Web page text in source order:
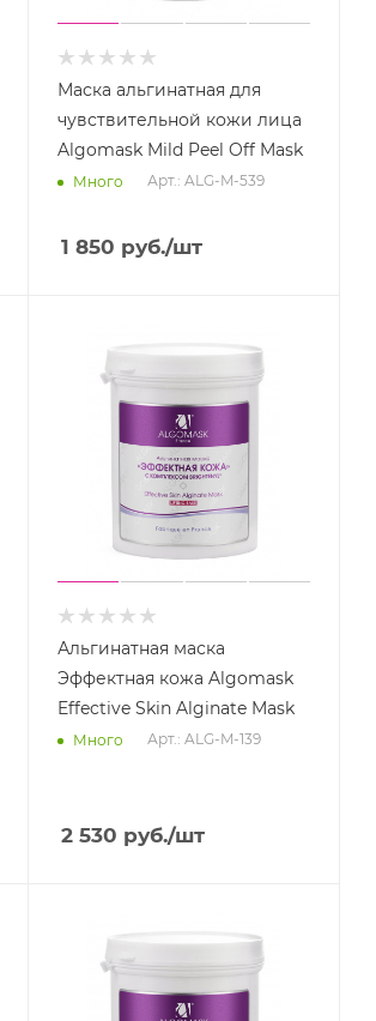
Маска альгинатная для
чувствительной кожи лица
Algomask Mild Peel Off Mask
Много Арт.: ALG-M-539
1 850 руб./шт
Альгинатная маска
Эффектная кожа Algomask
Effective Skin Alginate Mask
Много Арт.: ALG-M-139
2 530 руб./шт